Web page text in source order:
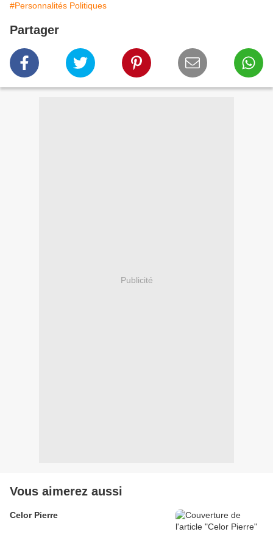
#Personnalités Politiques
Partager
Publicité
Vous aimerez aussi
Celor Pierre